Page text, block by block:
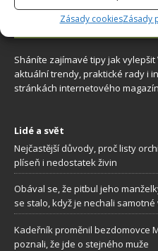
Zásady cookiesZásady
Sháníte zajímavé tipy jak
aktuální trendy, praktické rady i
stránkách internetového
Lidé a svět
Nejčastější důvody, proč listy
plíseň i nedostatek živin
Obával se, že pitbul jeho
se stalo, když je nechali
Kadeřník proměnil bezdomovce
poznali, že jde o stejného muže